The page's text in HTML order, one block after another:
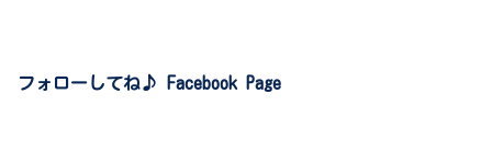
フォローしてね♪ Facebook Page